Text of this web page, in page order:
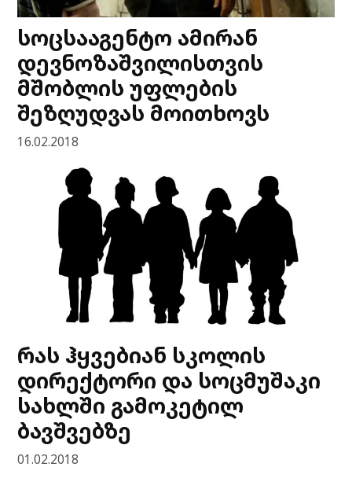
სოცსააგენტო ამირან
დევნოზაშვილისთვის
მშობლის უფლების
შეზღუდვას მოითხოვს
16.02.2018
რას ჰყვებიან სკოლის
დირექტორი და სოცმუშაკი
სახლში გამოკეტილ
ბავშვებზე
01.02.2018